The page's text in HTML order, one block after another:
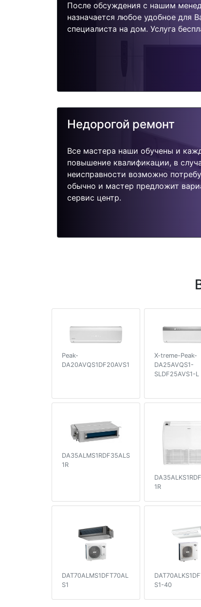
После обсуждения с нашим
назначается любое удобное для
специалиста на дом. Услуга
Недорогой ремонт
Все мастера наши обучены и
повышение квалификации, в
неисправности возможно
обычно и мастер предложит
сервис центр.
Peak-
DA20AVQS1DF20AVS1
X-treme-Peak-
DA25AVQS1-
SLDF25AVS1-L
DA35ALMS1RDF35ALS
1R
1R
DAT70ALMS1DFT70AL
S1
S1-40